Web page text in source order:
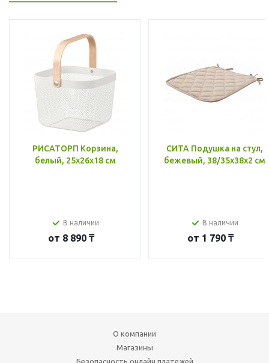
РИСАТОРП Корзина,
белый, 25x26x18 см
В наличии
от 8 890 ₸
СИТА Подушка на стул,
бежевый, 38/35x38x2 см
В наличии
от 1 790 ₸
О компании
Магазины
Безопасность онлайн платежей